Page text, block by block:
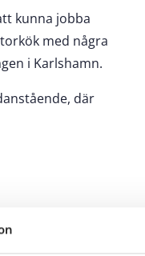
kunna jobba
med några
i Karlshamn.
där